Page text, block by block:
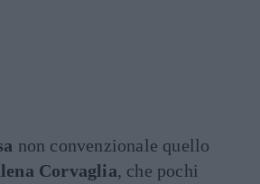
non convenzionale quello
Corvaglia, che pochi